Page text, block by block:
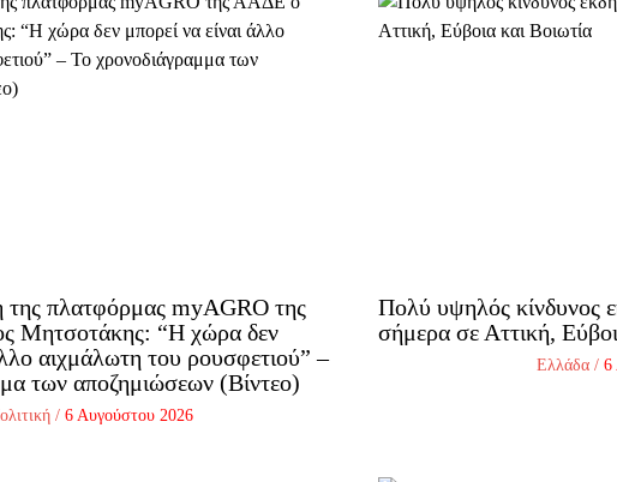
της πλατφόρμας myAGRO της
Μητσοτάκης: “Η χώρα δεν
αιχμάλωτη του ρουσφετιού” –
των αποζημιώσεων (Βίντεο)
/6 Αυγούστου 2026
Πολύ υψηλός κίνδυνος
σήμερα σε Αττική,
Ελλάδα/ 6